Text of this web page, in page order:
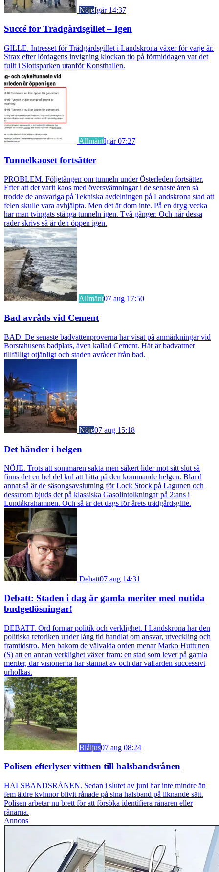
NöjeIgår 14:37
Succé för Trädgårdsgillet – Igen
GILLE. Intresset för Trädgårdsgillet i Landskrona växer för varje år.
Strax efter lördagens invigning klockan tio på förmiddagen var det
fullt i Slottsparken utanför Konsthallen.
AllmäntIgår 07:27
Tunnelkaoset fortsätter
PROBLEM. Följetången om tunneln under Österleden fortsätter.
Efter att det varit kaos med översvämningar i de senaste åren så
trodde de ansvariga på Tekniska avdelningen på Landskrona stad att
felen skulle vara avhjälpta. Men det är dom inte. På en dryg vecka
har man tvingats stänga tunneln igen. Två gånger. Och när dessa
rader skrivs så är den öppen igen.
Allmänt07 aug 17:50
Bad avråds vid Cement
BAD. De senaste badvattenproverna har visat på anmärkningar vid
Borstahusens badplats, även kallad Cement. Här är badvattnet
tillfälligt otjänligt och staden avråder från bad.
Nöje07 aug 15:18
Det händer i helgen
NÖJE. Trots att sommaren sakta men säkert lider mot sitt slut så
finns det en hel del kul att hitta på den kommande helgen. Bland
annat så är de säsongsavslutning för Lock Stock på Lagunen och
dessutom bjuds det på klassiska Gasolintolkningar på 2:ans i
Lundåkrahamnen. Och så är det dags för årets trädgårdsgille.
Debatt07 aug 14:31
Debatt: Staden i dag är gamla meriter med nutida
budgetlösningar!
DEBATT. Ord formar politik och verklighet. I Landskrona har den
politiska retoriken under lång tid handlat om ansvar, utveckling och
framtidstro. Men bakom de välvalda orden menar Marko Huttunen
(S) att en annan verklighet växer fram: en stad som lever på gamla
meriter, där visionerna har stannat av och där välfärden successivt
urholkas.
Blåljus07 aug 08:24
Polisen efterlyser vittnen till halsbandsrånen
HALSBANDSRÅNEN. Sedan i slutet av juni har inte mindre än
fem äldre kvinnor blivit rånade på sina halsband på liknande sätt.
Polisen arbetar nu brett för att försöka identifiera rånaren eller
rånarna.
Annons